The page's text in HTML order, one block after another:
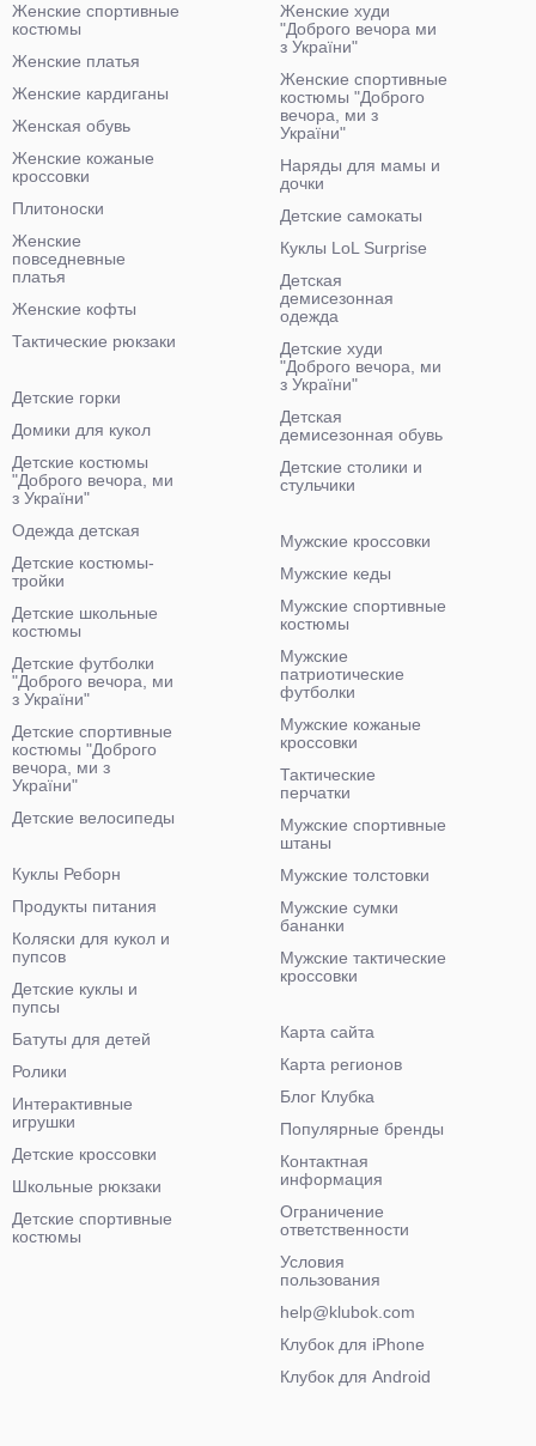
Женские спортивные
костюмы
Женские платья
Женские кардиганы
Женская обувь
Женские кожаные
кроссовки
Плитоноски
Женские
повседневные
платья
Женские кофты
Тактические рюкзаки
Женские худи
"Доброго вечора ми
з України"
Женские спортивные
костюмы "Доброго
вечора, ми з
України"
Наряды для мамы и
дочки
Детские самокаты
Куклы LoL Surprise
Детская
демисезонная
одежда
Детские худи
"Доброго вечора, ми
з України"
Детская
демисезонная обувь
Детские столики и
стульчики
Детские горки
Домики для кукол
Детские костюмы
"Доброго вечора, ми
з України"
Одежда детская
Детские костюмы-
тройки
Детские школьные
костюмы
Детские футболки
"Доброго вечора, ми
з України"
Детские спортивные
костюмы "Доброго
вечора, ми з
України"
Детские велосипеды
Мужские кроссовки
Мужские кеды
Мужские спортивные
костюмы
Мужские
патриотические
футболки
Мужские кожаные
кроссовки
Тактические
перчатки
Мужские спортивные
штаны
Мужские толстовки
Мужские сумки
бананки
Мужские тактические
кроссовки
Куклы Реборн
Продукты питания
Коляски для кукол и
пупсов
Детские куклы и
пупсы
Батуты для детей
Ролики
Интерактивные
игрушки
Детские кроссовки
Школьные рюкзаки
Детские спортивные
костюмы
Карта сайта
Карта регионов
Блог Клубка
Популярные бренды
Контактная
информация
Ограничение
ответственности
Условия
пользования
help@klubok.com
Клубок для iPhone
Клубок для Android